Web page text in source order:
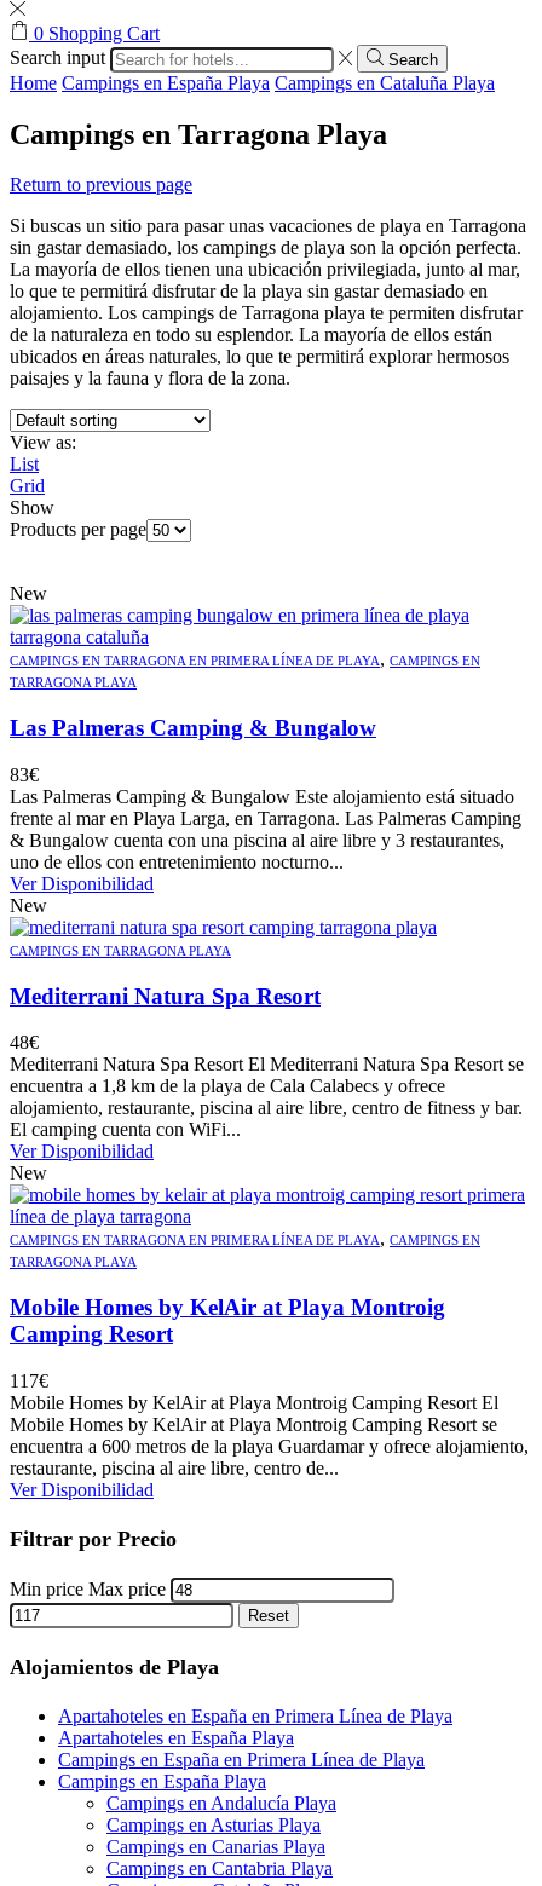
0 Shopping Cart
Search input
Search
Home Campings en España Playa Campings en Cataluña Playa
Campings en Tarragona Playa
Return to previous page
Si buscas un sitio para pasar unas vacaciones de playa en Tarragona
sin gastar demasiado, los campings de playa son la opción perfecta.
La mayoría de ellos tienen una ubicación privilegiada, junto al mar,
lo que te permitirá disfrutar de la playa sin gastar demasiado en
alojamiento. Los campings de Tarragona playa te permiten disfrutar
de la naturaleza en todo su esplendor. La mayoría de ellos están
ubicados en áreas naturales, lo que te permitirá explorar hermosos
paisajes y la fauna y flora de la zona.
View as:
List
Grid
Show
Products per page
New
CAMPINGS EN TARRAGONA EN PRIMERA LÍNEA DE PLAYA, CAMPINGS EN
TARRAGONA PLAYA
Las Palmeras Camping & Bungalow
83€
Las Palmeras Camping & Bungalow Este alojamiento está situado
frente al mar en Playa Larga, en Tarragona. Las Palmeras Camping
& Bungalow cuenta con una piscina al aire libre y 3 restaurantes,
uno de ellos con entretenimiento nocturno...
Ver Disponibilidad
New
CAMPINGS EN TARRAGONA PLAYA
Mediterrani Natura Spa Resort
48€
Mediterrani Natura Spa Resort El Mediterrani Natura Spa Resort se
encuentra a 1,8 km de la playa de Cala Calabecs y ofrece
alojamiento, restaurante, piscina al aire libre, centro de fitness y bar.
El camping cuenta con WiFi...
Ver Disponibilidad
New
CAMPINGS EN TARRAGONA EN PRIMERA LÍNEA DE PLAYA, CAMPINGS EN
TARRAGONA PLAYA
Mobile Homes by KelAir at Playa Montroig
Camping Resort
117€
Mobile Homes by KelAir at Playa Montroig Camping Resort El
Mobile Homes by KelAir at Playa Montroig Camping Resort se
encuentra a 600 metros de la playa Guardamar y ofrece alojamiento,
restaurante, piscina al aire libre, centro de...
Ver Disponibilidad
Filtrar por Precio
Min price Max price
Reset
Alojamientos de Playa
Apartahoteles en España en Primera Línea de Playa
Apartahoteles en España Playa
Campings en España en Primera Línea de Playa
Campings en España Playa
Campings en Andalucía Playa
Campings en Asturias Playa
Campings en Canarias Playa
Campings en Cantabria Playa